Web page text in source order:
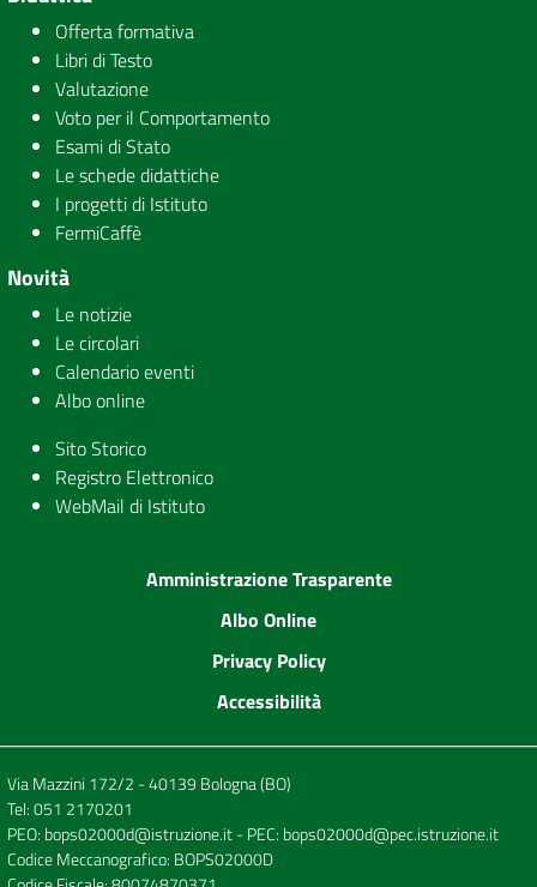
Offerta formativa
Libri di Testo
Valutazione
Voto per il Comportamento
Esami di Stato
Le schede didattiche
I progetti di Istituto
FermiCaffè
Novità
Le notizie
Le circolari
Calendario eventi
Albo online
Sito Storico
Registro Elettronico
WebMail di Istituto
Amministrazione Trasparente
Albo Online
Privacy Policy
Accessibilità
Via Mazzini 172/2 - 40139 Bologna (BO)
Tel:051 2170201
PEO: bops02000d@istruzione.it- PEC: bops02000d@pec.istruzione.it
Codice Meccanografico: BOPS02000D